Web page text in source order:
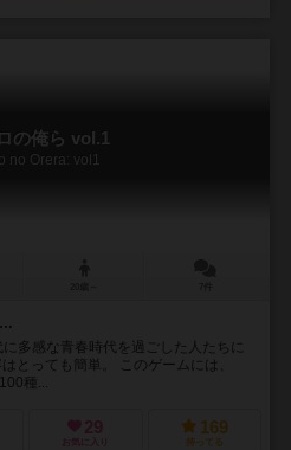
の俺ら vol.1
no Orera: vol1
多感な青春時代を過ごした人たちに
とっても簡単。 このゲームには、
種...
29
お気に入り
169
持ってる